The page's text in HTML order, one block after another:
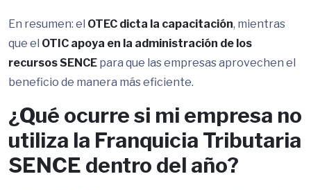
En resumen: el OTEC dicta la capacitación, mientras
que el OTIC apoya en la administración de los
recursos SENCE para que las empresas aprovechen el
beneficio de manera más eficiente.
¿Qué ocurre si mi empresa no
utiliza la Franquicia Tributaria
SENCE dentro del año?